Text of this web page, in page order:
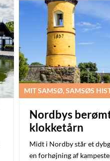
MIT SAMSØ, SAMSØS
Nordbys
klokketårn
Midt i Nordby står et
en forhøjning af